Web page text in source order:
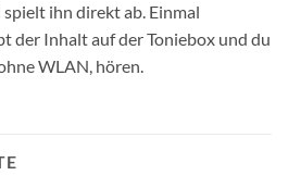
ihn direkt ab. Einmal
der Inhalt auf der Toniebox und du
WLAN, hören.